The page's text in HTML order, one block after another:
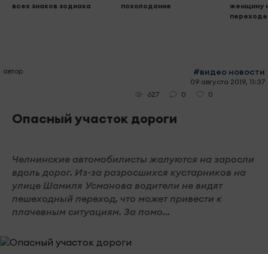
всех знаков зодиака
похолодание
женщину
переходе
автор #видео новости
09 августа 2019, 11:37
627
0 0
Опасный участок дороги
Челнинские автомобилисты жалуются на заросли
вдоль дорог. Из-за разросшихся кустарников на
улице Шамиля Усманова водители не видят
пешеходный переход, что может привести к
плачевным ситуациям. За помо...